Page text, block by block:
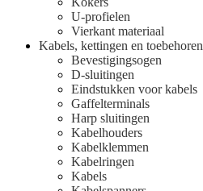
U-profielen
Vierkant materiaal
Kabels, kettingen en toebehoren
Bevestigingsogen
D-sluitingen
Eindstukken voor kabels
Gaffelterminals
Harp sluitingen
Kabelhouders
Kabelklemmen
Kabelringen
Kabels